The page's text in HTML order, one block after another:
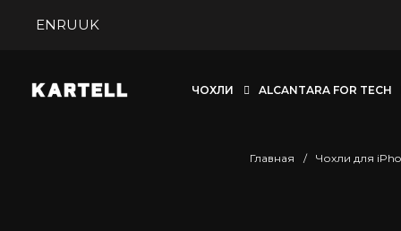
ENRUUK
ЧОХЛИ ALCANTARA FOR TECH
Главная / Чохли для